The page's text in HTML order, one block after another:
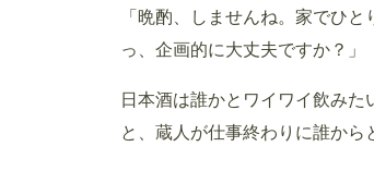
「晩酌、しませんね。家でひ
っ、企画的に大丈夫ですか？」
日本酒は誰かとワイワイ飲み
と、蔵人が仕事終わりに誰から